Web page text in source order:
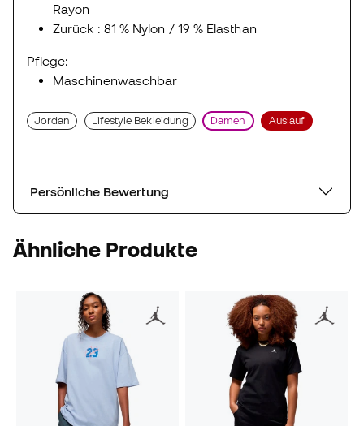
Rayon
Zurück : 81 % Nylon / 19 % Elasthan
Pflege:
Maschinenwaschbar
Jordan Lifestyle Bekleidung Damen Auslauf
Persönliche Bewertung
Ähnliche Produkte